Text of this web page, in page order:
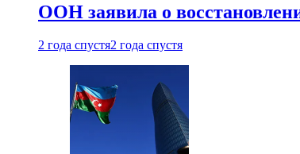
ООН заявила о
2 года спустя2 года спустя